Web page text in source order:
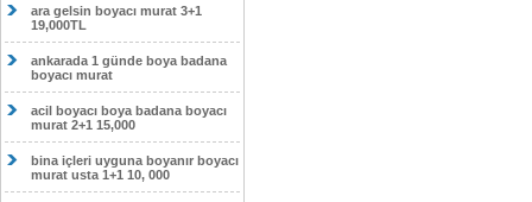
ara gelsin boyacı murat 3+1
19,000TL
ankarada 1 günde boya badana
boyacı murat
acil boyacı boya badana boyacı
murat 2+1 15,000
bina içleri uyguna boyanır boyacı
murat usta 1+1 10, 000